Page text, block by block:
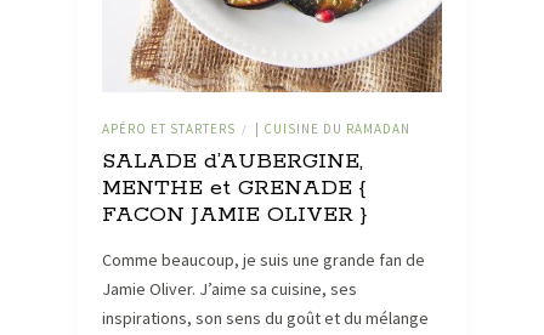
APÉRO ET STARTERS / | CUISINE DU RAMADAN
SALADE d’AUBERGINE,
MENTHE et GRENADE {
FACON JAMIE OLIVER }
Comme beaucoup, je suis une grande fan de
Jamie Oliver. J’aime sa cuisine, ses
inspirations, son sens du goût et du mélange